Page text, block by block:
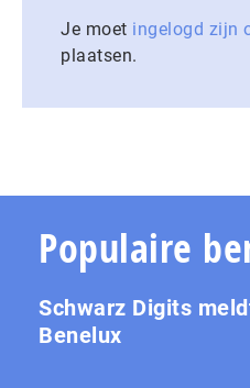
Je moet ingelogd zijn
plaatsen.
Populaire
Schwarz Digits
Benelux